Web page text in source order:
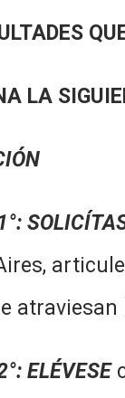
LA
:
: ELÉVESE